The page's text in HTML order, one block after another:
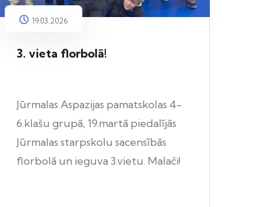
19.03.2026
3. vieta florbolā!
Jūrmalas Aspazijas pamatskolas 4-
6.klašu grupā, 19.martā piedalījās
Jūrmalas starpskolu sacensībās
florbolā un ieguva 3.vietu. Malači!